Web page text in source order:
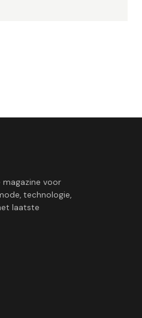
magazine voor
technologie,
laatste